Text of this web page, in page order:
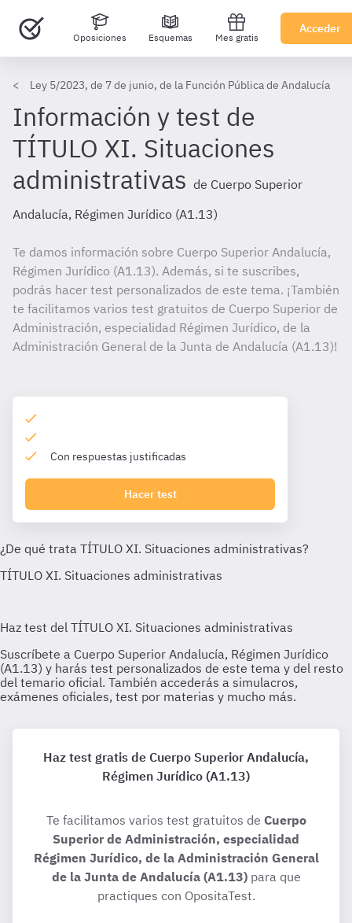
Oposiciones Esquemas Mes gratis
Acceder
Ley 5/2023, de 7 de junio, de la Función Pública de Andalucía
Información y test de
TÍTULO XI. Situaciones
administrativas de Cuerpo Superior
Andalucía, Régimen Jurídico (A1.13)
Te damos información sobre Cuerpo Superior Andalucía,
Régimen Jurídico (A1.13). Además, si te suscribes,
podrás hacer test personalizados de este tema. ¡También
te facilitamos varios test gratuitos de Cuerpo Superior de
Administración, especialidad Régimen Jurídico, de la
Administración General de la Junta de Andalucía (A1.13)!
Con respuestas justificadas
Hacer test
Haz test gratis de Cuerpo Superior Andalucía,
Régimen Jurídico (A1.13)
Te facilitamos varios test gratuitos de Cuerpo
Superior de Administración, especialidad
Régimen Jurídico, de la Administración General
de la Junta de Andalucía (A1.13)para que
practiques con OpositaTest.